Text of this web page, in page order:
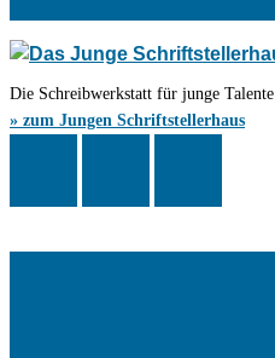
Die Schreibwerkstatt für junge Talente
» zum Jungen Schriftstellerhaus